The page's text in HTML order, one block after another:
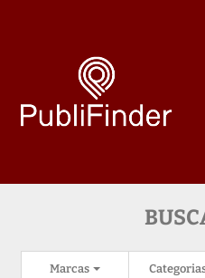
Marcas